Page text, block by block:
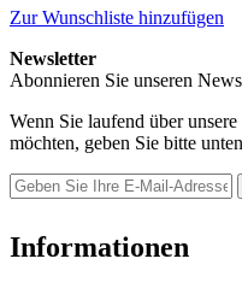
Zur Wunschliste hinzufügen
Newsletter
Abonnieren Sie unseren
Wenn Sie laufend über
möchten, geben Sie bitte
Informationen